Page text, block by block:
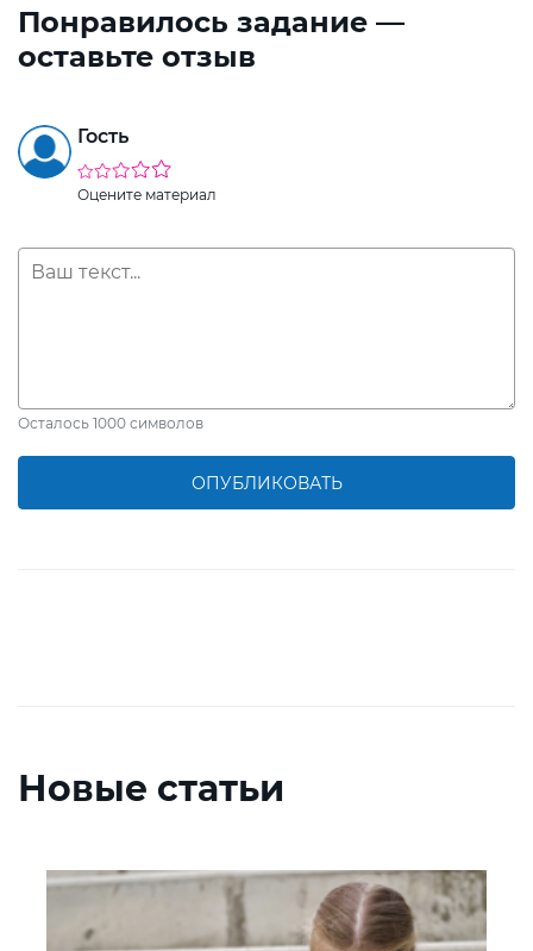
Понравилось задание —
оставьте отзыв
Гость
Оцените материал
Осталось 1000 символов
ОПУБЛИКОВАТЬ
Новые статьи